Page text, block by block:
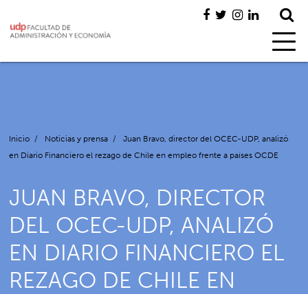
Inicio / Noticias y prensa /
Juan Bravo, director del OCEC-UDP, analizó
en Diario Financiero el rezago de Chile en empleo frente a países OCDE
JUAN BRAVO, DIRECTOR
DEL OCEC-UDP, ANALIZÓ
EN DIARIO FINANCIERO EL
REZAGO DE CHILE EN